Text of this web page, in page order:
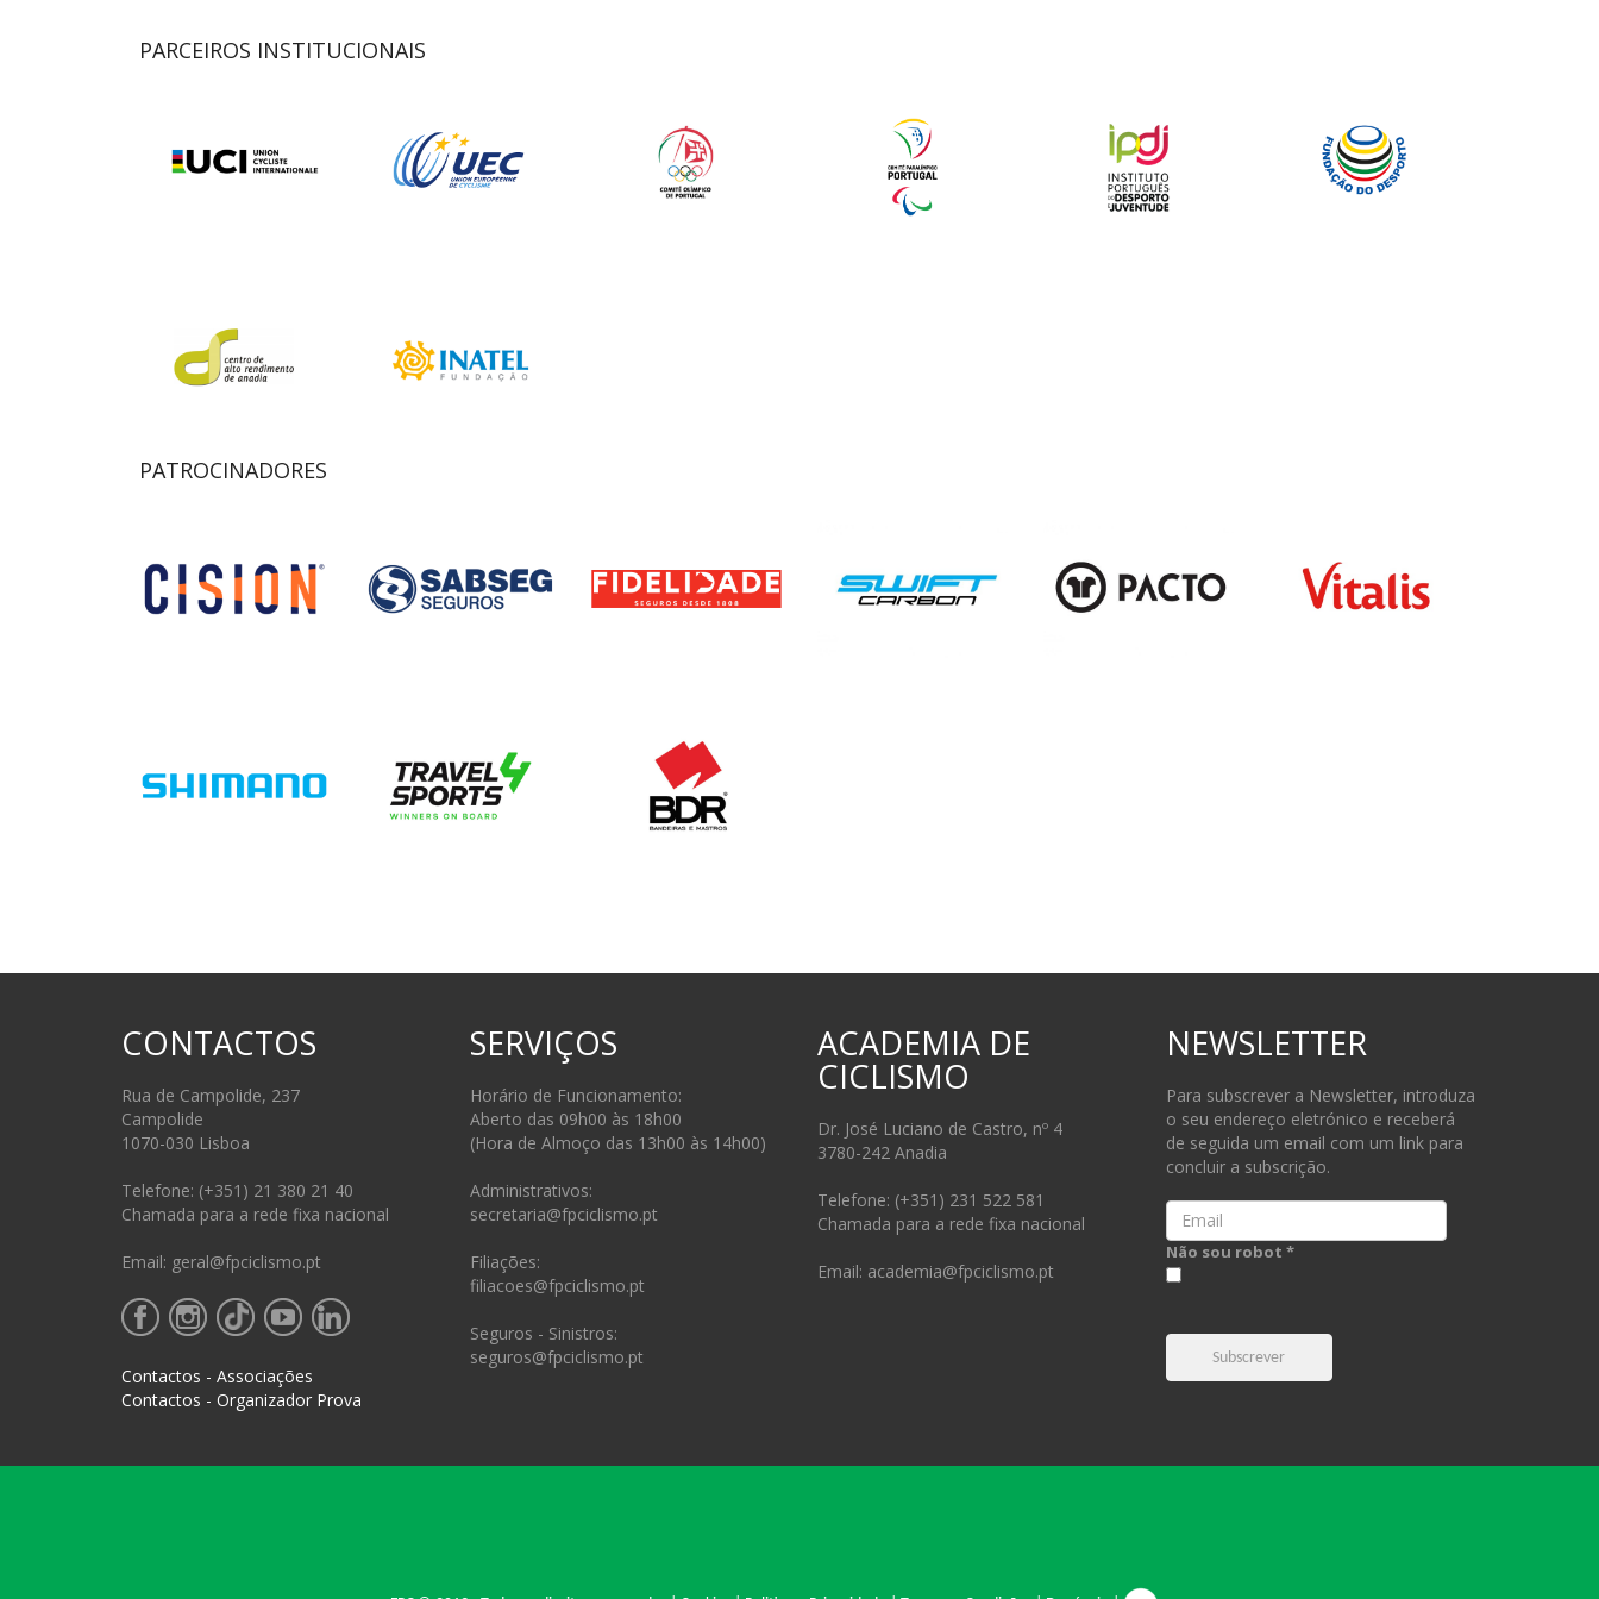
PARCEIROS INSTITUCIONAIS
PATROCINADORES
CONTACTOS
Rua de Campolide, 237
Campolide
1070-030 Lisboa
Telefone: (+351) 21 380 21 40
Chamada para a rede fixa nacional
Email: geral@fpciclismo.pt
Contactos - Associações
Contactos - Organizador Prova
SERVIÇOS
Horário de Funcionamento:
Aberto das 09h00 às 18h00
(Hora de Almoço das 13h00 às 14h00)
Administrativos:
secretaria@fpciclismo.pt
Filiações:
filiacoes@fpciclismo.pt
Seguros - Sinistros:
seguros@fpciclismo.pt
ACADEMIA DE
CICLISMO
Dr. José Luciano de Castro, nº 4
3780-242 Anadia
Telefone: (+351) 231 522 581
Chamada para a rede fixa nacional
Email: academia@fpciclismo.pt
NEWSLETTER
Para subscrever a Newsletter, introduza
o seu endereço eletrónico e receberá
de seguida um email com um link para
concluir a subscrição.
Email
Não sou robot *
Subscrever